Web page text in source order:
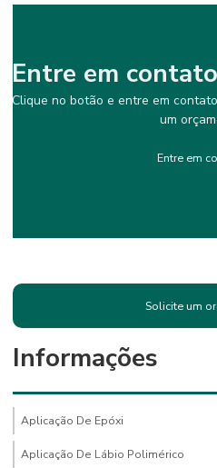
Entre em
Clique no botão e entre em
um
Entre em
Solicite um
Informações
Aplicação De Epóxi
Aplicação De Lábio Polimérico